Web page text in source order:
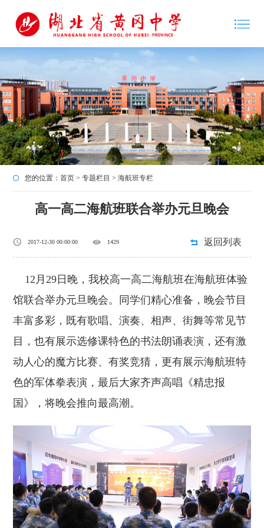
您的位置：首页 >专题栏目 >海航班专栏
高一高二海航班联合举办元旦晚会
2017-12-30 00:00:00 1429 返回列表
12月29日晚，我校高一高二海航班在海航班体验
馆联合举办元旦晚会。同学们精心准备，晚会节目
丰富多彩，既有歌唱、演奏、相声、街舞等常见节
目，也有展示选修课特色的书法朗诵表演，还有激
动人心的魔方比赛、有奖竞猜，更有展示海航班特
色的军体拳表演，最后大家齐声高唱《精忠报
国》，将晚会推向最高潮。